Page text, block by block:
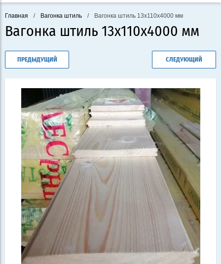
Главная / Вагонка штиль / Вагонка штиль 13х110х4000 мм
Вагонка штиль 13х110х4000 мм
ПРЕДЫДУЩИЙ СЛЕДУЮЩИЙ